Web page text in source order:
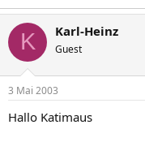
K Karl-Heinz
Guest
3 Mai 2003
Hallo Katimaus